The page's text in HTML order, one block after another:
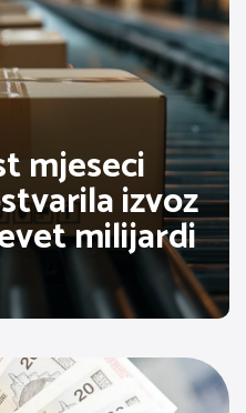
mjeseci
izvoz
milijardi